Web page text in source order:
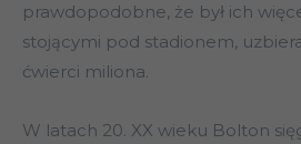
prawdopodobne, że był ich
stojącymi pod stadionem,
ćwierci miliona.
W latach 20. XX wieku Bolton